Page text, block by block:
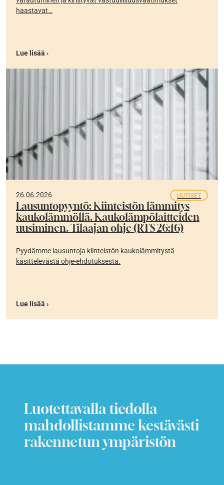
haastavat…
Lue lisää ›
26.06.2026 UUTISET
Lausuntopyyntö: Kiinteistön lämmitys
kaukolämmöllä. Kaukolämpölaitteiden
uusiminen. Tilaajan ohje (RTS 26:16)
Pyydämme lausuntoja kiinteistön kaukolämmitystä
käsittelevästä ohje-ehdotuksesta.
Lue lisää ›
Luotettavalla tiedolla
mahdollistamme kestävästi
rakennetun ympäristön